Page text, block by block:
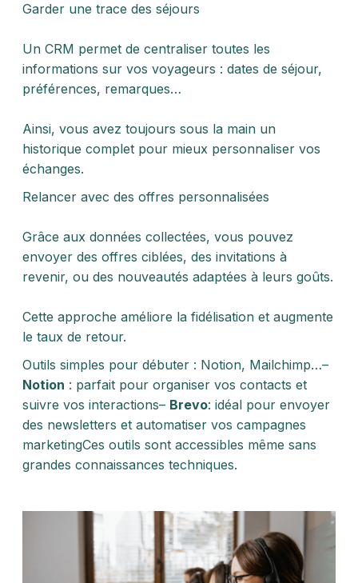
Garder une trace des séjours
Un CRM permet de centraliser toutes les
informations sur vos voyageurs : dates de séjour,
préférences, remarques…
Ainsi, vous avez toujours sous la main un
historique complet pour mieux personnaliser vos
échanges.
Relancer avec des offres personnalisées
Grâce aux données collectées, vous pouvez
envoyer des offres ciblées, des invitations à
revenir, ou des nouveautés adaptées à leurs goûts.
Cette approche améliore la fidélisation et augmente
le taux de retour.
Outils simples pour débuter : Notion, Mailchimp…–
Notion : parfait pour organiser vos contacts et
suivre vos interactions– Brevo: idéal pour envoyer
des newsletters et automatiser vos campagnes
marketingCes outils sont accessibles même sans
grandes connaissances techniques.